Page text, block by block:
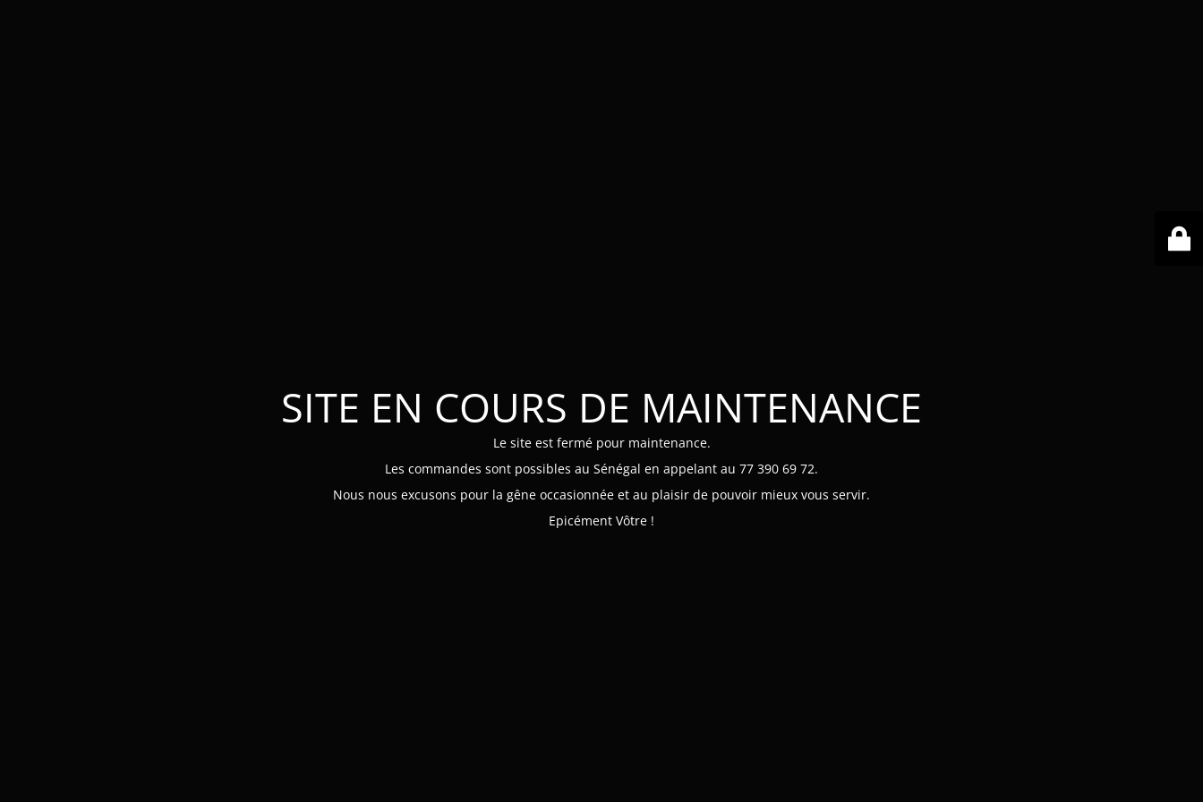
SITE EN COURS DE MAINTENANCE
Le site est fermé pour maintenance.
Les commandes sont possibles au Sénégal en appelant au 77 390 69 72.
Nous nous excusons pour la gêne occasionnée et au plaisir de pouvoir mieux vous servir.
Epicément Vôtre !